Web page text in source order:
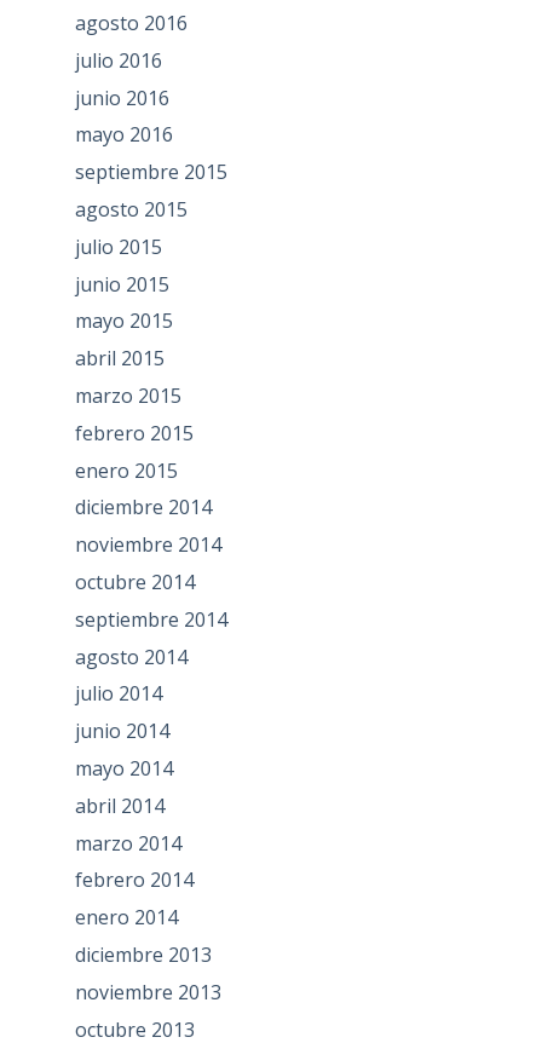
agosto 2016
julio 2016
junio 2016
mayo 2016
septiembre 2015
agosto 2015
julio 2015
junio 2015
mayo 2015
abril 2015
marzo 2015
febrero 2015
enero 2015
diciembre 2014
noviembre 2014
octubre 2014
septiembre 2014
agosto 2014
julio 2014
junio 2014
mayo 2014
abril 2014
marzo 2014
febrero 2014
enero 2014
diciembre 2013
noviembre 2013
octubre 2013